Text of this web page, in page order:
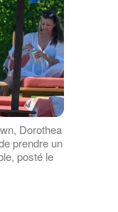
Dorothea
prendre un
posté le